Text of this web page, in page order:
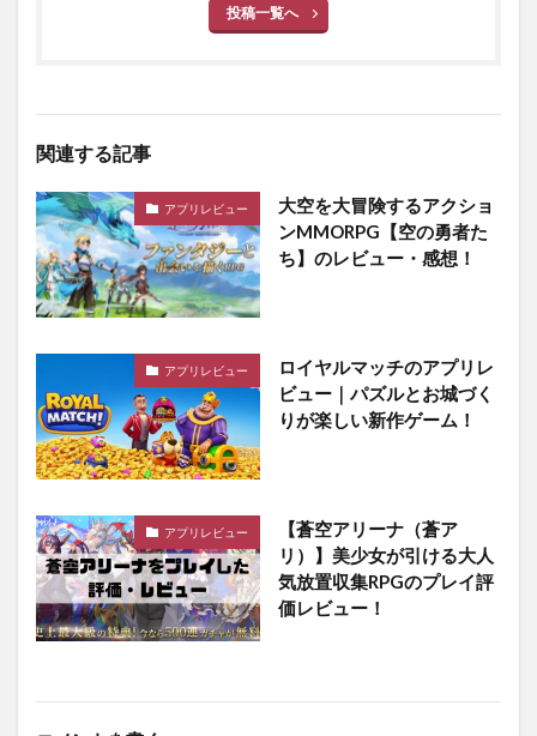
投稿一覧へ
関連する記事
アプリレビュー
大空を大冒険するアクショ
ンMMORPG【空の勇者た
ち】のレビュー・感想！
アプリレビュー
ロイヤルマッチのアプリレ
ビュー｜パズルとお城づく
りが楽しい新作ゲーム！
アプリレビュー
【蒼空アリーナ（蒼ア
リ）】美少女が引ける大人
気放置収集RPGのプレイ評
価レビュー！